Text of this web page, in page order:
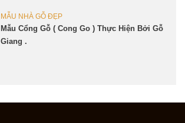
MẪU NHÀ GỖ ĐẸP
Mẫu Cổng Gỗ ( Cong Go ) Thực Hiện Bởi Gỗ
Giang .